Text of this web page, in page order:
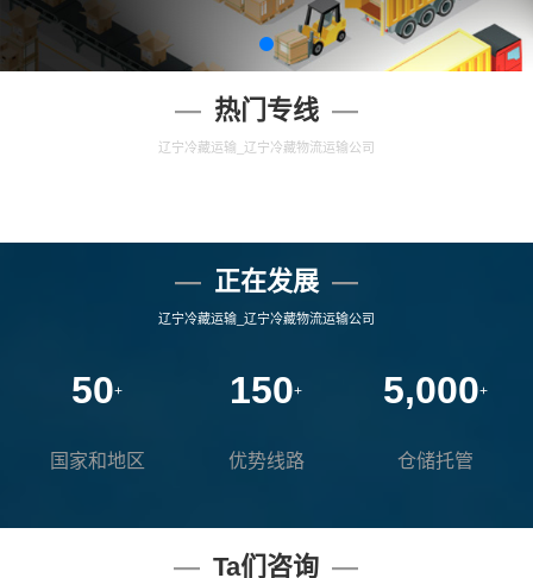
热门专线
辽宁冷藏运输_辽宁冷藏物流运输公司
正在发展
辽宁冷藏运输_辽宁冷藏物流运输公司
50+
国家和地区
150+
优势线路
5,000+
仓储托管
Ta们咨询